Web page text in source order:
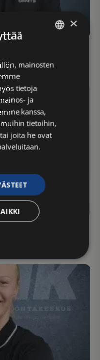
omistajaENGLISH
×
mainosten
tietoja
ja
kanssa,
tietoihin,
joita he ovat
Toiminnalliset